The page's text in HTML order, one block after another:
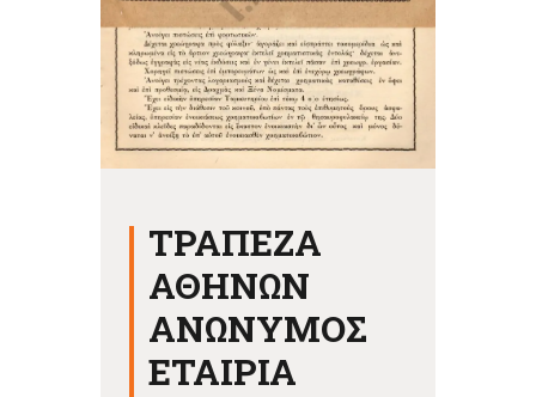
ΤΡΑΠΕΖΑ
ΑΘΗΝΩΝ
ΑΝΩΝΥΜΟΣ
ΕΤΑΙΡΙΑ